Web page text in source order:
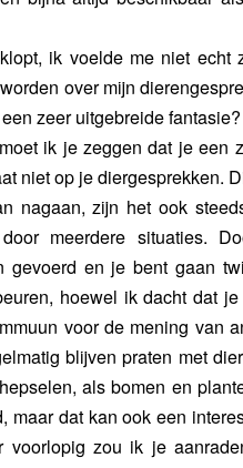
ik voelde me niet
over mijn
zeer uitgebreide fantasie?
ik je zeggen dat je een
niet op je diergesprekken.
nagaan, zijn het ook
meerdere situaties.
gevoerd en je bent gaan
hoewel ik dacht dat
voor de mening van
blijven praten met
als bomen en
maar dat kan ook een
voorlopig zou ik je